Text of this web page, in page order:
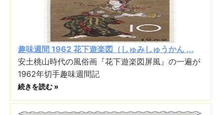
趣味週間 1962 花下遊楽図（しゅみしゅうかん ...
安土桃山時代の風俗画『花下遊楽図屏風』の一遍が
1962年切手趣味週間記
続きを読む »